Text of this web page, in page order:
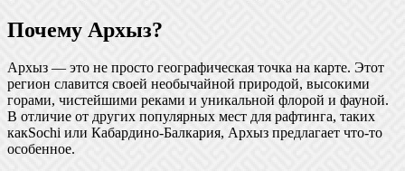
Почему Архыз?
Архыз — это не просто географическая точка на карте. Этот
регион славится своей необычайной природой, высокими
горами, чистейшими реками и уникальной флорой и фауной.
В отличие от других популярных мест для рафтинга, таких
какSochi или Кабардино-Балкария, Архыз предлагает что-то
особенное.